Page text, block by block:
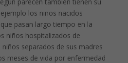
los niños nacidos
pasan largo tiempo en la
niños hospitalizados de
separados de sus madres
meses de vida por enfermedad